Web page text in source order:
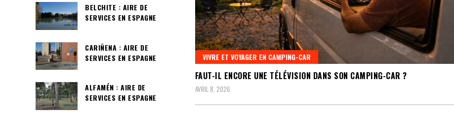
VIVRE ET VOYAGER EN CAMPING-CAR
FAUT-IL ENCORE UNE TÉLÉVISION DANS SON CAMPING-CAR ?
AVRIL 8, 2026
BELCHITE : AIRE DE
SERVICES EN ESPAGNE
CARIÑENA : AIRE DE
SERVICES EN ESPAGNE
ALFAMÉN : AIRE DE
SERVICES EN ESPAGNE